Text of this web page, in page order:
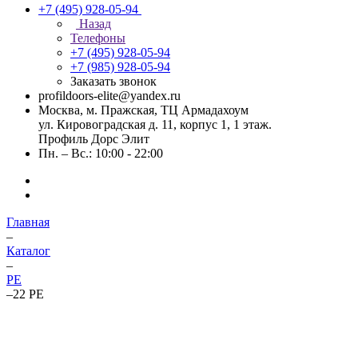
+7 (495) 928-05-94
Назад
Телефоны
+7 (495) 928-05-94
+7 (985) 928-05-94
Заказать звонок
profildoors-elite@yandex.ru
Москва, м. Пражская, ТЦ Армадахоум
ул. Кировоградская д. 11, корпус 1, 1 этаж.
Профиль Дорс Элит
Пн. – Вс.: 10:00 - 22:00
Главная
–
Каталог
–
PE
–22 PE